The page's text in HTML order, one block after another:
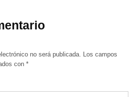
no será publicada. Los campos
con*